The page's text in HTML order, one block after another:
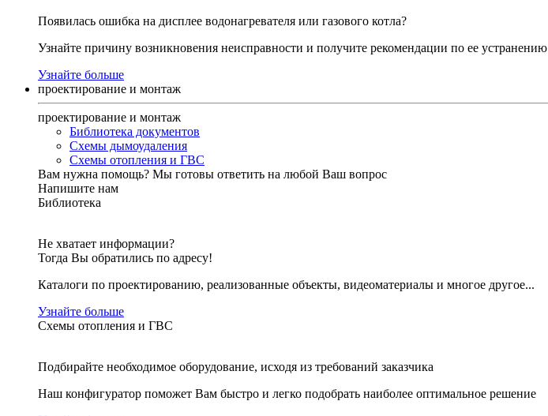
Появилась ошибка на дисплее водонагревателя или газового котла?
Узнайте причину возникновения неисправности и получите рекомендации по ее устранению
Узнайте больше
проектирование и монтаж
проектирование и монтаж
Библиотека документов
Схемы дымоудаления
Схемы отопления и ГВС
Вам нужна помощь? Мы готовы ответить на любой Ваш вопрос
Напишите нам
Библиотека
Не хватает информации?
Тогда Вы обратились по адресу!
Каталоги по проектированию, реализованные объекты, видеоматериалы и многое другое...
Узнайте больше
Схемы отопления и ГВС
Подбирайте необходимое оборудование, исходя из требований заказчика
Наш конфигуратор поможет Вам быстро и легко подобрать наиболее оптимальное решение